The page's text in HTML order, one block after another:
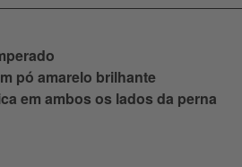
pó amarelo brilhante
em ambos os lados da perna